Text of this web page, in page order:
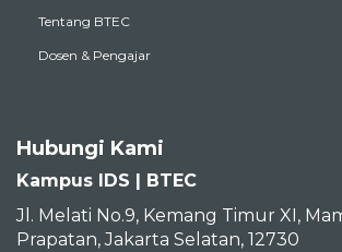
Tentang BTEC
Dosen & Pengajar
Hubungi Kami
Kampus IDS | BTEC
Jl. Melati No.9, Kemang Timur XI,
Prapatan, Jakarta Selatan, 12730